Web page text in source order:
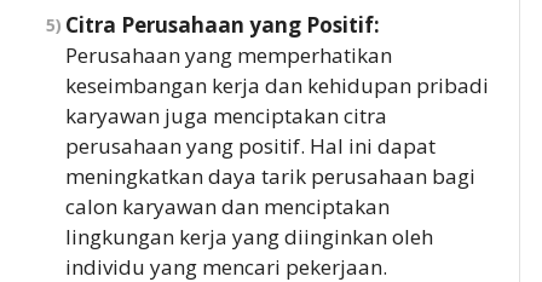
Citra Perusahaan yang Positif:
Perusahaan yang memperhatikan
keseimbangan kerja dan kehidupan pribadi
karyawan juga menciptakan citra
perusahaan yang positif. Hal ini dapat
meningkatkan daya tarik perusahaan bagi
calon karyawan dan menciptakan
lingkungan kerja yang diinginkan oleh
individu yang mencari pekerjaan.